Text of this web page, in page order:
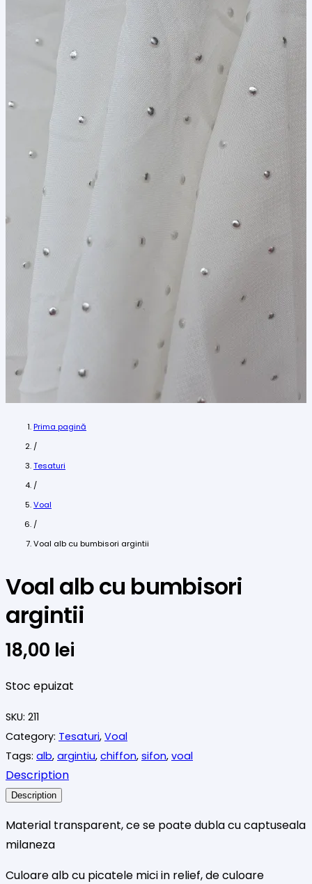
Prima pagină
/
Tesaturi
/
Voal
/
Voal alb cu bumbisori argintii
Voal alb cu bumbisori
argintii
18,00 lei
Stoc epuizat
SKU: 211
Category: Tesaturi, Voal
Tags: alb, argintiu, chiffon, sifon, voal
Description
Description
Material transparent, ce se poate dubla cu captuseala
milaneza
Culoare alb cu picatele mici in relief, de culoare